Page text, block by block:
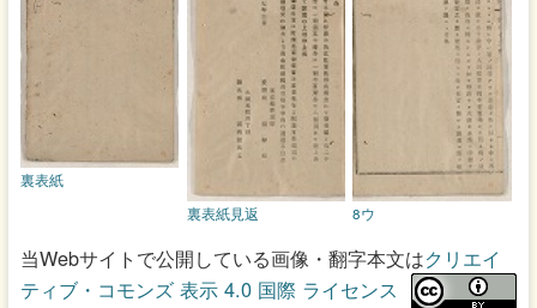
8ウ
裏表紙見返
裏表紙
当Webサイトで公開している画像・翻字本文はクリエイ
ティブ・コモンズ 表示 4.0 国際 ライセンス